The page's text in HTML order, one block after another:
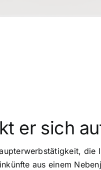
er sich
aus einem